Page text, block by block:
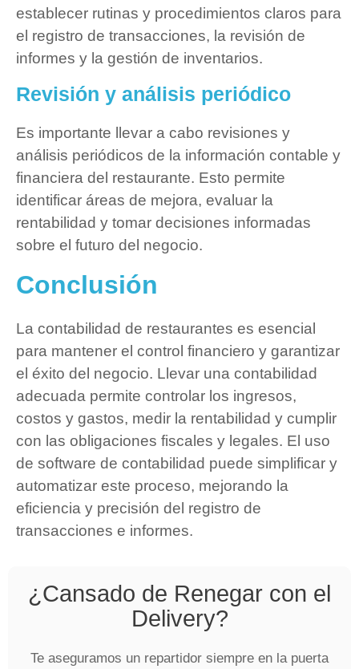
establecer rutinas y procedimientos claros para
el registro de transacciones, la revisión de
informes y la gestión de inventarios.
Revisión y análisis periódico
Es importante llevar a cabo revisiones y
análisis periódicos de la información contable y
financiera del restaurante. Esto permite
identificar áreas de mejora, evaluar la
rentabilidad y tomar decisiones informadas
sobre el futuro del negocio.
Conclusión
La contabilidad de restaurantes es esencial
para mantener el control financiero y garantizar
el éxito del negocio. Llevar una contabilidad
adecuada permite controlar los ingresos,
costos y gastos, medir la rentabilidad y cumplir
con las obligaciones fiscales y legales. El uso
de software de contabilidad puede simplificar y
automatizar este proceso, mejorando la
eficiencia y precisión del registro de
transacciones e informes.
¿Cansado de Renegar con el
Delivery?
Te aseguramos un repartidor siempre en la puerta